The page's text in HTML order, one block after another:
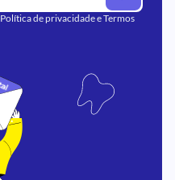
Política de privacidadeeTermos